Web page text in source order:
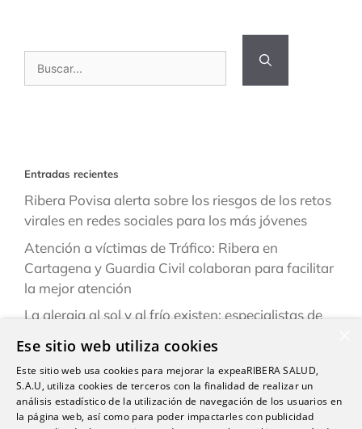
Entradas recientes
Ribera Povisa alerta sobre los riesgos de los retos
virales en redes sociales para los más jóvenes
Atención a víctimas de Tráfico: Ribera en
Cartagena y Guardia Civil colaboran para facilitar
la mejor atención
La alergia al sol y al frío existen: especialistas de
este verano
“Una persona puede estar infestada y contagiar a
otras durante semanas antes de darse cuenta de
que tiene sarna”
Ese sitio web utiliza cookies
Este sitio web usa cookies para mejorar la expeaRIBERA SALUD,
S.A.U, utiliza cookies de terceros con la finalidad de realizar un
análisis estadístico de la utilización de navegación de los usuarios en
la página web, así como para poder impactarles con publicidad